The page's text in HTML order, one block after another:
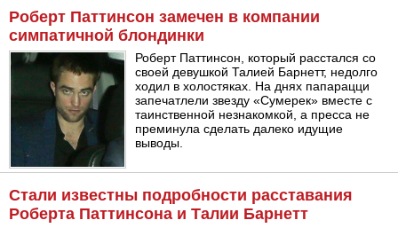
Роберт Паттинсон замечен в компании
симпатичной блондинки
Роберт Паттинсон, который расстался со
своей девушкой Талией Барнетт, недолго
ходил в холостяках. На днях папарацци
запечатлели звезду «Сумерек» вместе с
таинственной незнакомкой, а пресса не
преминула сделать далеко идущие
выводы.
Стали известны подробности расставания
Роберта Паттинсона и Талии Барнетт